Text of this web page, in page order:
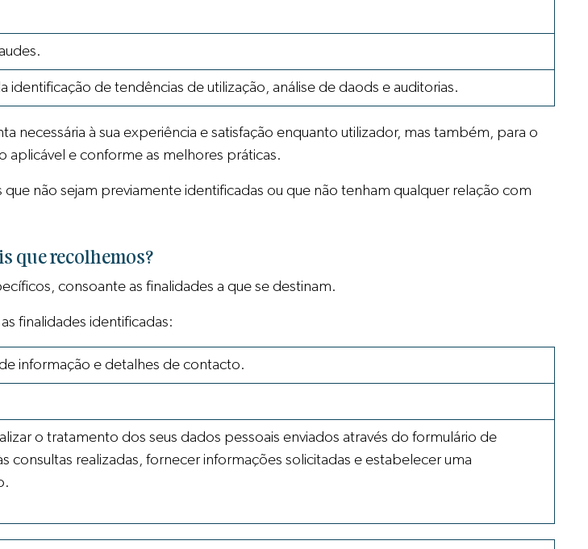
de tendências de utilização, análise de daods e auditorias.
necessária à sua experiência e satisfação enquanto utilizador, mas também, para o
aplicável e conforme as melhores práticas.
não sejam previamente identificadas ou que não tenham qualquer relação com
que recolhemos?
consoante as finalidades a que se destinam.
finalidades identificadas:
informação e detalhes de contacto.
o tratamento dos seus dados pessoais enviados através do formulário de
realizadas, fornecer informações solicitadas e estabelecer uma